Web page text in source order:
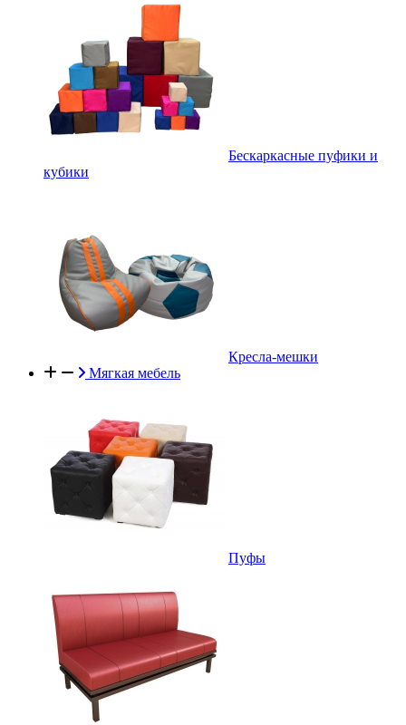
Бескаркасные пуфики и
кубики
Кресла-мешки
Мягкая мебель
Пуфы